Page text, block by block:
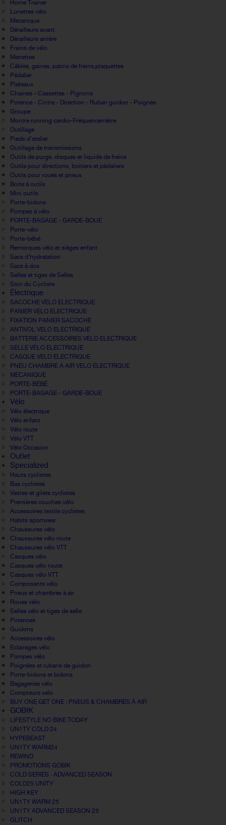
Home Trainer
Lunettes vélo
Mecanique
Dérailleurs avant
Dérailleurs arrière
Freins de vélo
Manettes
Câbles, gaines, patins de freins,plaquettes
Pédalier
Plateaux
Chaines - Cassettes - Pignons
Potence - Cintre - Direction - Ruban guidon - Poignée
Groupe
Montre running cardio-Fréquencemètre
Outillage
Pieds d'atelier
Outillage de transmissions
Outils de purge, disques et liquide de freins
Outils pour directions, boitiers et pédaliers
Outils pour roues et pneus
Boite à outils
Mini outils
Porte-bidons
Pompes à vélo
PORTE-BAGAGE - GARDE-BOUE
Porte-vélo
Porte-bébé
Remorques vélo et sièges enfant
Sacs d'hydratation
Sacs à dos
Selles et tiges de Selles
Soin du Cycliste
Électrique
SACOCHE VELO ELECTRIQUE
PANIER VELO ELECTRIQUE
FIXATION PANIER SACOCHE
ANTIVOL VELO ELECTRIQUE
BATTERIE ACCESSOIRES VELO ELECTRIQUE
SELLE VELO ELECTRIQUE
CASQUE VELO ELECTRIQUE
PNEU CHAMBRE A AIR VELO ELECTRIQUE
MECANIQUE
PORTE-BÉBÉ
PORTE-BAGAGE - GARDE-BOUE
Vélo
Vélo électrique
Vélo enfant
Vélo route
Vélo VTT
Vélo Occasion
Outlet
Specialized
Hauts cyclistes
Bas cyclistes
Vestes et gilets cyclistes
Premières couches vélo
Accessoires textile cyclistes
Habits sportwear
Chaussures vélo
Chaussures vélo route
Chaussures vélo VTT
Casques vélo
Casques vélo route
Casques vélo VTT
Composants vélo
Pneus et chambres à air
Roues vélo
Selles vélo et tiges de selle
Potences
Guidons
Accessoires vélo
Eclairages vélo
Pompes vélo
Poignées et rubans de guidon
Porte-bidons et bidons
Bagageries vélo
Compteurs velo
BUY ONE GET ONE : PNEUS & CHAMBRES À AIR
GOBIK
LIFESTYLE NO BIKE TODAY
UN1TY COLD 24
HYPEBEAST
UN1TY WARM24
REWIND
PROMOTIONS GOBIK
COLD SERIES · ADVANCED SEASON
COLD25 UNITY
HIGH KEY
UN1TY WARM 25
UN1TY ADVANCED SEASON 25
GLITCH